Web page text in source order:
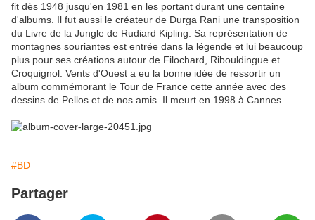
fit dès 1948 jusqu'en 1981 en les portant durant une centaine
d'albums. Il fut aussi le créateur de Durga Rani une transposition
du Livre de la Jungle de Rudiard Kipling. Sa représentation de
montagnes souriantes est entrée dans la légende et lui beaucoup
plus pour ses créations autour de Filochard, Ribouldingue et
Croquignol. Vents d'Ouest a eu la bonne idée de ressortir un
album commémorant le Tour de France cette année avec des
dessins de Pellos et de nos amis. Il meurt en 1998 à Cannes.
#BD
Partager